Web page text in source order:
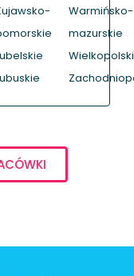
Warmińsko-
mazurskie